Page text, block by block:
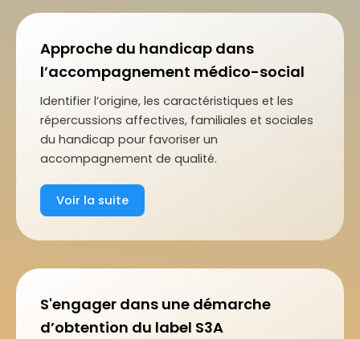
Approche du handicap dans
l’accompagnement médico-social
Identifier l’origine, les caractéristiques et les
répercussions affectives, familiales et sociales
du handicap pour favoriser un
accompagnement de qualité.
Voir la suite
S'engager dans une démarche
d’obtention du label S3A